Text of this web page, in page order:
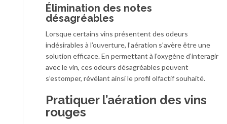
Élimination des notes
désagréables
Lorsque certains vins présentent des odeurs
indésirables à l’ouverture, l’aération s’avère être une
solution efficace. En permettant à l’oxygène d’interagir
avec le vin, ces odeurs désagréables peuvent
s’estomper, révélant ainsi le profil olfactif souhaité.
Pratiquer l’aération des vins
rouges